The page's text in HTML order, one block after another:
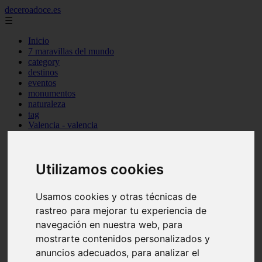
Utilizamos cookies
Usamos cookies y otras técnicas de
rastreo para mejorar tu experiencia de
navegación en nuestra web, para
mostrarte contenidos personalizados y
anuncios adecuados, para analizar el
deceroadoce.es
☰
Inicio
7 maravillas del mundo
category
destinos
eventos
monumentos
naturaleza
tag
Valencia - valencia
Sevilla - bormujos
Santa-cruz-de-tenerife - santiago-del-teide
Murcia - murcia
Alicante - benidorm
Alicante - finestrat
Almería - mojácar
Alicante - orihuela
Huesca - jaca